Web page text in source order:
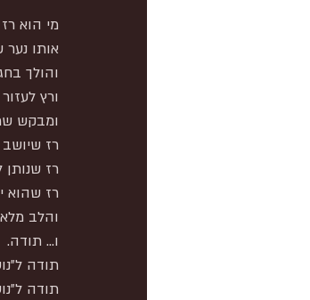
מי הוא
אותו
והולך
ורץ
ומבקש
רז
רז
רז שהוא
והלב
ו... תודה.
תודה
תודה